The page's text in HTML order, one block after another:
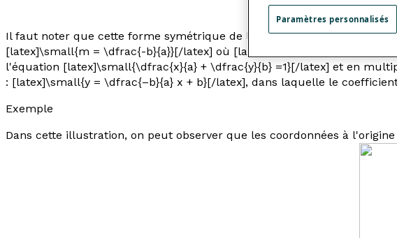
Il faut noter que cette forme symétrique de l'équation d'une droite
[latex]\small{m = \dfrac{-b}{a}}[/latex] où [latex]m[/latex] désigne la
l'équation [latex]\small{\dfrac{x}{a} + \dfrac{y}{b} =1}[/latex] et en
: [latex]\small{y = \dfrac{–b}{a} x + b}[/latex], dans laquelle le
Exemple
Dans cette illustration, on peut observer que les coordonnées à
Paramètres personnalisés